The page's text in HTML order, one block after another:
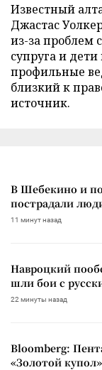
Известный
Джастас
из-за проблем
супруга и
профильные
близкий к
источник.
В Шебекино и
пострадали
11 минут назад
Навроцкий
шли бои с
22 минуты назад
Bloomberg:
«Золотой